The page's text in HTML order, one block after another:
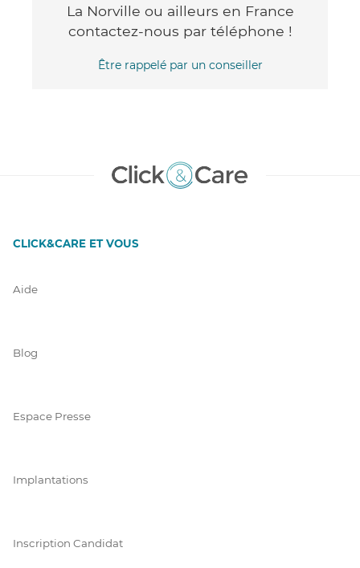
La Norville ou ailleurs en France
contactez-nous par téléphone !
Être rappelé par un conseiller
CLICK&CARE ET VOUS
Aide
Blog
Espace Presse
Implantations
Inscription Candidat